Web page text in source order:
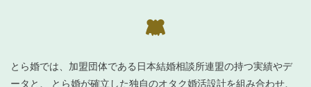
とら婚では、加盟団体である日本結婚相談所連盟の持つ実績やデ
ータと、 とら婚が確立した独自のオタク婚活設計を組み合わせ、